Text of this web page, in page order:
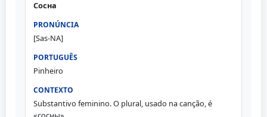
Сосна
[Sas-NA]
Pinheiro
Substantivo feminino. O plural, usado na canção, é